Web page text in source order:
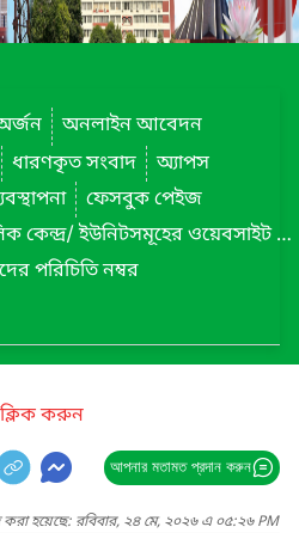
অনলাইন আবেদন
ধারণকৃত সংবাদ
অ্যাপস
ফেসবুক পেইজ
বাংলাদেশ বেতারের আঞ্চলিক কেন্দ্র/ ইউনিটসমূহের ওয়েবসাইট লিংক
পরিচিতি নম্বর
করুন
আপনার মতামত প্রদান করুন
করা হয়েছে: রবিবার, ২৪ মে, ২০২৬ এ ০৫:২৬ PM